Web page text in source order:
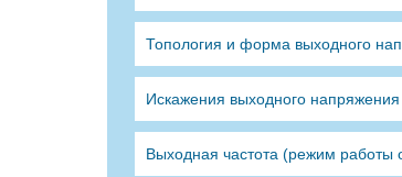
Топология и форма выходного
Искажения выходного напряжения
Выходная частота (режим работы